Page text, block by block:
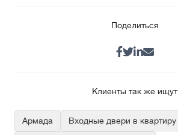
Поделиться
Клиенты так же ищут
Армада Входные двери в квартиру